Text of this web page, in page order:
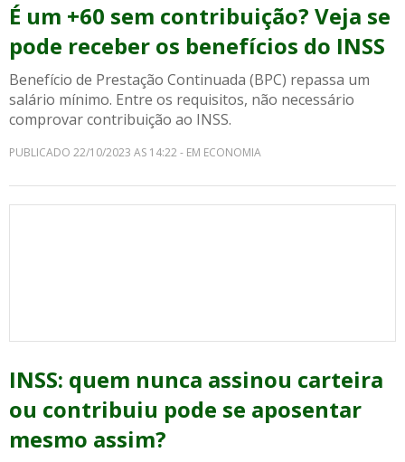
É um +60 sem contribuição? Veja se
pode receber os benefícios do INSS
Benefício de Prestação Continuada (BPC) repassa um
salário mínimo. Entre os requisitos, não necessário
comprovar contribuição ao INSS.
PUBLICADO 22/10/2023 AS 14:22 - EM ECONOMIA
INSS: quem nunca assinou carteira
ou contribuiu pode se aposentar
mesmo assim?